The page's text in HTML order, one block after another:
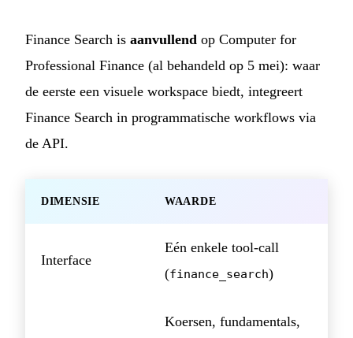
Finance Search is aanvullend op Computer for
Professional Finance (al behandeld op 5 mei): waar
de eerste een visuele workspace biedt, integreert
Finance Search in programmatische workflows via
de API.
DIMENSIE WAARDE
Interface
Eén enkele tool-call
(finance_search)
Koersen, fundamentals,